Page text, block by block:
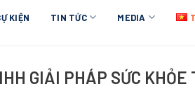
KIỆN TIN TỨC MEDIA
GIẢI PHÁP SỨC